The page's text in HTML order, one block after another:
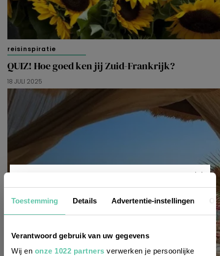
Toestemming Details Advertentie-instellingen
Verantwoord gebruik van uw gegevens
Wij en onze 1022 partners verwerken je persoonlijke
reisinspiratie
QUIZ! Hoe goed ken jij Zuid-Frankrijk?
18 JULI 2025
Nieuwsbrief
Wil je altijd als eerste op de hoogte zijn
van de laatste nieuwtjes, leuke adressen